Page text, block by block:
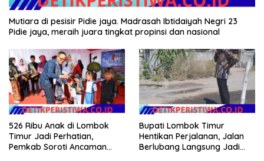
Mutiara di pesisir Pidie jaya. Madrasah Ibtidaiyah Negri 23
Pidie jaya, meraih juara tingkat propinsi dan nasional
526 Ribu Anak di Lombok
Timur Jadi Perhatian,
Pemkab Soroti Ancaman
Bupati Lombok Timur
Hentikan Perjalanan, Jalan
Berlubang Langsung Jadi